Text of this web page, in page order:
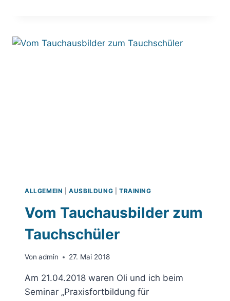
ALLGEMEIN |AUSBILDUNG TRAINING
Vom Tauchausbilder zum
Tauchschüler
Von admin 27. Mai 2018
Am 21.04.2018 waren Oli und ich beim
Seminar „Praxisfortbildung für